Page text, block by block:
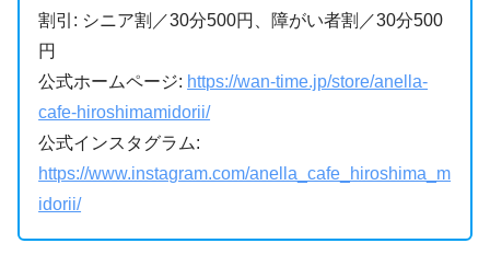
割引: シニア割／30分500円、障がい者割／30分500
円
公式ホームページ: https://wan-time.jp/store/anella-
cafe-hiroshimamidorii/
公式インスタグラム:
https://www.instagram.com/anella_cafe_hiroshima_m
idorii/